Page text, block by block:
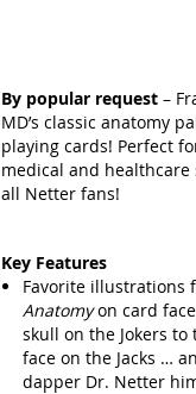
By popular request–
MD’s classic anatomy
playing cards! Perfect
medical and healthcare
all Netter fans!
Key Features
Favorite illustrations
Anatomyon card
skull on the Jokers
face on the Jacks …
dapper Dr. Netter